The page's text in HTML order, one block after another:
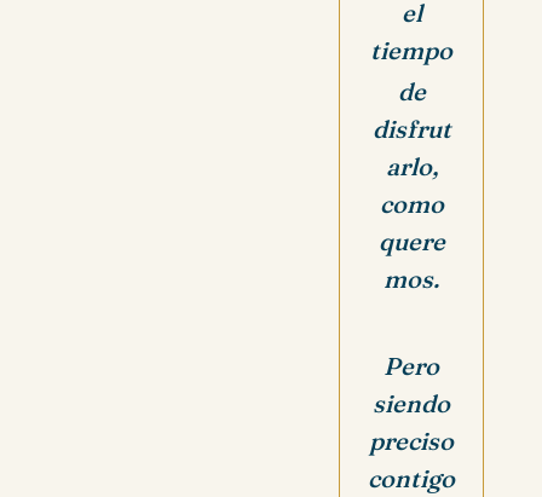
el
tiempo
de
disfrut
arlo,
como
quere
mos.
Pero
siendo
preciso
contigo